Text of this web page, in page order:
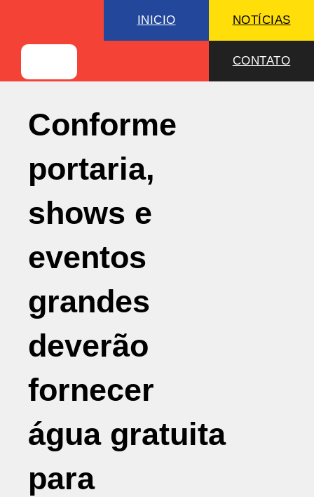
INICIO NOTÍCIAS
CONTATO
Conforme
portaria,
shows e
eventos
grandes
deverão
fornecer
água gratuita
para